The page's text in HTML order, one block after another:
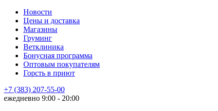
Новости
Цены и доставка
Магазины
Груминг
Ветклиника
Бонусная программа
Оптовым покупателям
Горсть в приют
+7 (383) 207-55-00
ежедневно 9:00 - 20:00